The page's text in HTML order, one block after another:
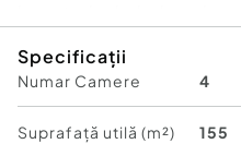
spatiu tehnic, iar la
si un balcon, insumand
oferita in stadiul de
electrice si sanitare pe
Specificații
Numar Camere 4
Suprafață utilă (m²) 155